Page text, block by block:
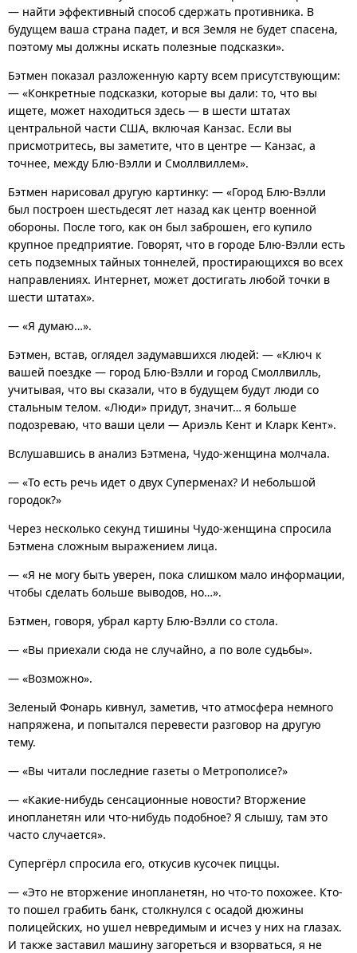
— найти эффективный способ сдержать противника. В
будущем ваша страна падет, и вся Земля не будет спасена,
поэтому мы должны искать полезные подсказки».
Бэтмен показал разложенную карту всем присутствующим:
— «Конкретные подсказки, которые вы дали: то, что вы
ищете, может находиться здесь — в шести штатах
центральной части США, включая Канзас. Если вы
присмотритесь, вы заметите, что в центре — Канзас, а
точнее, между Блю-Вэлли и Смоллвиллем».
Бэтмен нарисовал другую картинку: — «Город Блю-Вэлли
был построен шестьдесят лет назад как центр военной
обороны. После того, как он был заброшен, его купило
крупное предприятие. Говорят, что в городе Блю-Вэлли есть
сеть подземных тайных тоннелей, простирающихся во всех
направлениях. Интернет, может достигать любой точки в
шести штатах».
— «Я думаю…».
Бэтмен, встав, оглядел задумавшихся людей: — «Ключ к
вашей поездке — город Блю-Вэлли и город Смоллвилль,
учитывая, что вы сказали, что в будущем будут люди со
стальным телом. «Люди» придут, значит… я больше
подозреваю, что ваши цели — Ариэль Кент и Кларк Кент».
Вслушавшись в анализ Бэтмена, Чудо-женщина молчала.
— «То есть речь идет о двух Суперменах? И небольшой
городок?»
Через несколько секунд тишины Чудо-женщина спросила
Бэтмена сложным выражением лица.
— «Я не могу быть уверен, пока слишком мало информации,
чтобы сделать больше выводов, но…».
Бэтмен, говоря, убрал карту Блю-Вэлли со стола.
— «Вы приехали сюда не случайно, а по воле судьбы».
— «Возможно».
Зеленый Фонарь кивнул, заметив, что атмосфера немного
напряжена, и попытался перевести разговор на другую
тему.
— «Вы читали последние газеты о Метрополисе?»
— «Какие-нибудь сенсационные новости? Вторжение
инопланетян или что-нибудь подобное? Я слышу, там это
часто случается».
Супергёрл спросила его, откусив кусочек пиццы.
— «Это не вторжение инопланетян, но что-то похожее. Кто-
то пошел грабить банк, столкнулся с осадой дюжины
полицейских, но ушел невредимым и исчез у них на глазах.
И также заставил машину загореться и взорваться, я не